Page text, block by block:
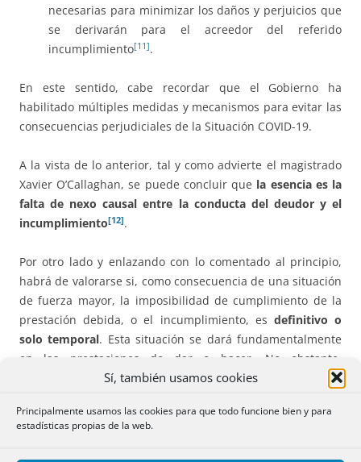
Sí, también usamos cookies
Principalmente usamos las cookies para que todo funcione bien y para
estadísticas propias de la web.
necesarias para minimizar los daños y perjuicios que
se derivarán para el acreedor del referido
incumplimiento[11].
En este sentido, cabe recordar que el Gobierno ha
habilitado múltiples medidas y mecanismos para evitar las
consecuencias perjudiciales de la Situación COVID-19.
A la vista de lo anterior, tal y como advierte el magistrado
Xavier O’Callaghan, se puede concluir que la esencia es la
falta de nexo causal entre la conducta del deudor y el
incumplimiento[12].
Por otro lado y enlazando con lo comentado al principio,
habrá de valorarse si, como consecuencia de una situación
de fuerza mayor, la imposibilidad de cumplimiento de la
prestación debida, o el incumplimiento, es definitivo o
solo temporal. Esta situación se dará fundamentalmente
en las prestaciones de dar o hacer. No obstante,
cualquiera que sea el caso, el efecto primordial derivado
del deudor, en el sentido de que no le será exigible una
indemnización por daños y perjuicios.